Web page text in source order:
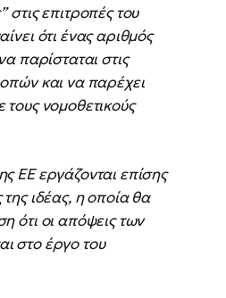
στις επιτροπές του
ότι ένας αριθμός
παρίσταται στις
και να παρέχει
νομοθετικούς
ΕΕ εργάζονται επίσης
ιδέας, η οποία θα
ότι οι απόψεις των
στο έργο του